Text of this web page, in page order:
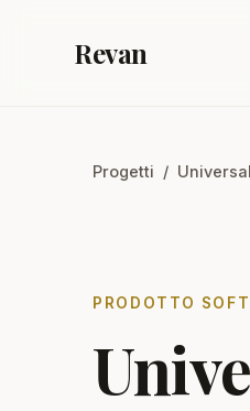
Revan
Progetti /
PRODOTTO